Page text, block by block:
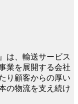
は、輸送サービス
業を展開する会社
り顧客からの厚い
の物流を支え続け